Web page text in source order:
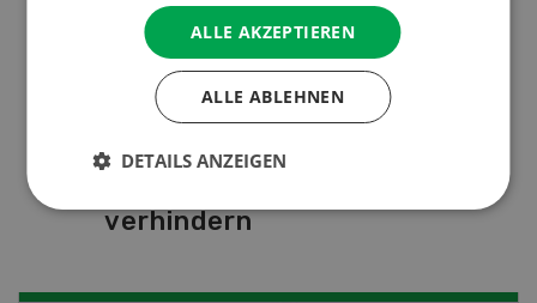
Pflanzenbau
Raufutter aus dem Sack
verhindern
ALLE AKZEPTIEREN
ALLE ABLEHNEN
DETAILS ANZEIGEN